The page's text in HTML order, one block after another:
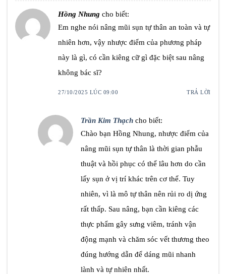
Hồng Nhung cho biết:
Em nghe nói nâng mũi sụn tự thân an toàn và tự
nhiên hơn, vậy nhược điểm của phương pháp
này là gì, có cần kiêng cữ gì đặc biệt sau nâng
không bác sĩ?
27/10/2025 LÚC 09:00 TRẢ LỜI
Trần Kim Thạch cho biết:
Chào bạn Hồng Nhung, nhược điểm của
nâng mũi sụn tự thân là thời gian phẫu
thuật và hồi phục có thể lâu hơn do cần
lấy sụn ở vị trí khác trên cơ thể. Tuy
nhiên, vì là mô tự thân nên rủi ro dị ứng
rất thấp. Sau nâng, bạn cần kiêng các
thực phẩm gây sưng viêm, tránh vận
động mạnh và chăm sóc vết thương theo
đúng hướng dẫn để dáng mũi nhanh
lành và tự nhiên nhất.